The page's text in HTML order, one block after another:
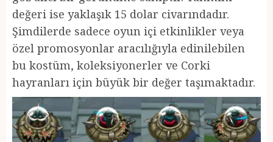
değeri ise yaklaşık 15 dolar civarındadır.
Şimdilerde sadece oyun içi etkinlikler veya
özel promosyonlar aracılığıyla edinilebilen
bu kostüm, koleksiyonerler ve Corki
hayranları için büyük bir değer taşımaktadır.